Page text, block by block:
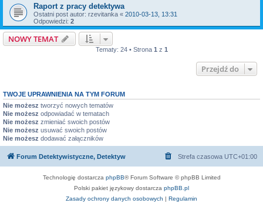
Raport z pracy detektywa
Ostatni post autor: rzevitanka « 2010-03-13, 13:31
Odpowiedzi: 2
NOWY TEMAT
Tematy: 24 • Strona 1 z 1
Przejdź do
TWOJE UPRAWNIENIA NA TYM FORUM
Nie możesz tworzyć nowych tematów
Nie możesz odpowiadać w tematach
Nie możesz zmieniać swoich postów
Nie możesz usuwać swoich postów
Nie możesz dodawać załączników
Forum Detektywistyczne, Detektyw Strefa czasowa UTC+01:00
Technologię dostarcza phpBB® Forum Software © phpBB Limited
Polski pakiet językowy dostarcza phpBB.pl
Zasady ochrony danych osobowych | Regulamin